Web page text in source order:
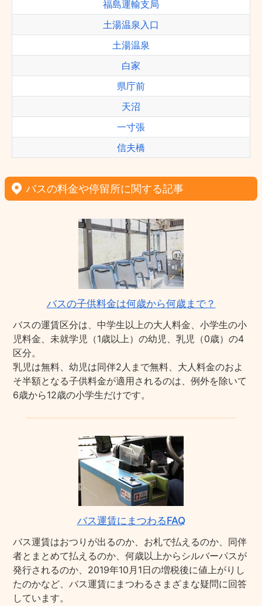
福島運輸支局
土湯温泉入口
土湯温泉
白家
県庁前
天沼
一寸張
信夫橋
バスの料金や停留所に関する記事
バスの子供料金は何歳から何歳まで？
バスの運賃区分は、中学生以上の大人料金、小学生の小
児料金、未就学児（1歳以上）の幼児、乳児（0歳）の4
区分。
乳児は無料、幼児は同伴2人まで無料、大人料金のおよ
そ半額となる子供料金が適用されるのは、例外を除いて
6歳から12歳の小学生だけです。
バス運賃にまつわるFAQ
バス運賃はおつりが出るのか、お札で払えるのか、同伴
者とまとめて払えるのか、何歳以上からシルバーパスが
発行されるのか、2019年10月1日の増税後に値上がりし
たのかなど、バス運賃にまつわるさまざまな疑問に回答
しています。